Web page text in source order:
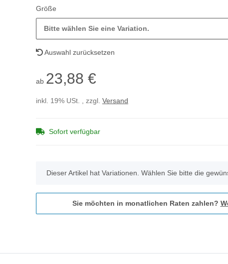
Größe
Bitte wählen Sie eine Variation.
Auswahl zurücksetzen
ab 23,88 €
inkl. 19% USt. , zzgl. Versand
Sofort verfügbar
x
Dieser Artikel hat Variationen. Wählen Sie bitte die
Sie möchten in monatlichen Raten zahlen?